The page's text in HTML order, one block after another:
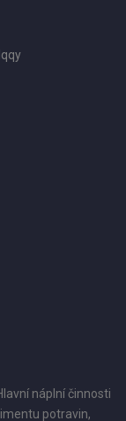
náplní činnosti
potravin,